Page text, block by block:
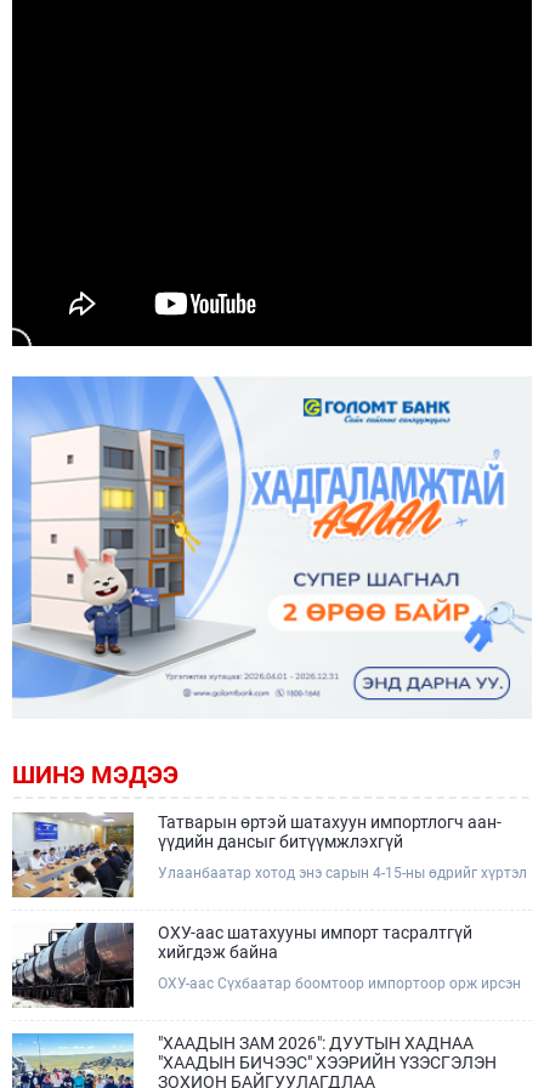
ШИНЭ МЭДЭЭ
Татварын өртэй шатахуун импортлогч аан-
үүдийн дансыг битүүмжлэхгүй
Улаанбаатар хотод энэ сарын 4-15-ны өдрийг хүртэл
шатахуун түгээх станцуудын өдрийн борлуулалт хоёр
дахин буурч нэг машиныг цэнэглэх хурд нэмэгдсэн
танилцууллаа.
ОХУ-аас шатахууны импорт тасралтгүй
хийгдэж байна
ОХУ-аас Сүхбаатар боомтоор импортоор орж ирсэн
АИ-92 автобензин орж иржээ.
​"ХААДЫН ЗАМ 2026": ДУУТЫН ХАДНАА
"ХААДЫН БИЧЭЭС" ХЭЭРИЙН ҮЗЭСГЭЛЭН
ЗОХИОН БАЙГУУЛАГДЛАА